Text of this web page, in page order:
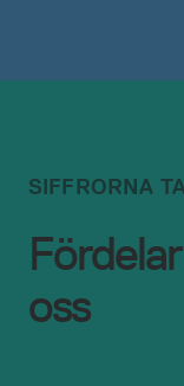
oss
SIFFRORNA